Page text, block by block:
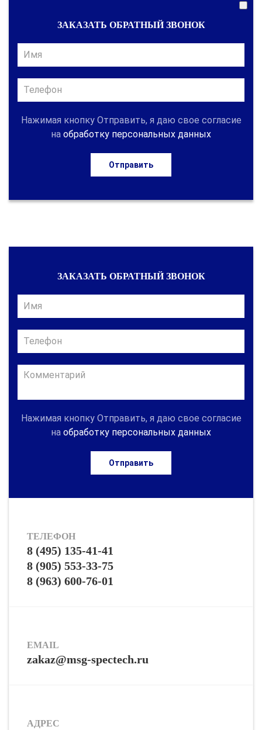
ЗАКАЗАТЬ ОБРАТНЫЙ ЗВОНОК
Нажимая кнопку Отправить, я даю свое согласие
на обработку персональных данных
Отправить
ЗАКАЗАТЬ ОБРАТНЫЙ ЗВОНОК
Нажимая кнопку Отправить, я даю свое согласие
на обработку персональных данных
Отправить
ТЕЛЕФОН
8 (495) 135-41-41
8 (905) 553-33-75
8 (963) 600-76-01
EMAIL
zakaz@msg-spectech.ru
АДРЕС